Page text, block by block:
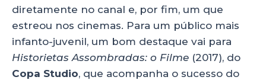
diretamente no canal e, por fim, um que
estreou nos cinemas. Para um público mais
infanto-juvenil, um bom destaque vai para
Historietas Assombradas: o Filme (2017), do
Copa Studio, que acompanha o sucesso do